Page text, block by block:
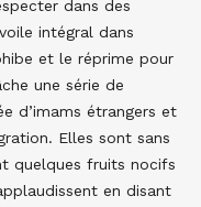
dans des
intégral dans
et le réprime pour
une série de
d’imams étrangers et
Elles sont sans
quelques fruits nocifs
en disant